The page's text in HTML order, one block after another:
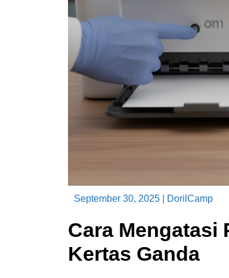
September 30, 2025 DorilCamp
Cara Mengatasi
Kertas Ganda